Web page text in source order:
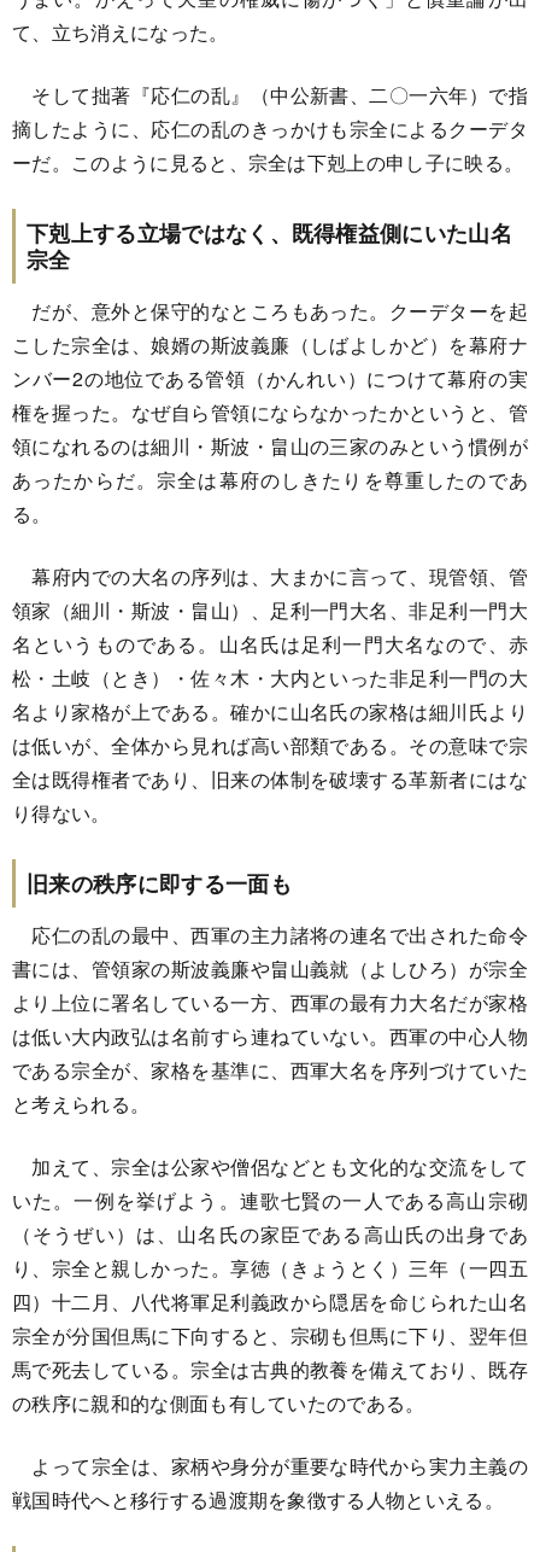
て、立ち消えになった。
そして拙著『応仁の乱』（中公新書、二〇一六年）で指
摘したように、応仁の乱のきっかけも宗全によるクーデタ
ーだ。このように見ると、宗全は下剋上の申し子に映る。
下剋上する立場ではなく、既得権益側にいた山名
宗全
だが、意外と保守的なところもあった。クーデターを起
こした宗全は、娘婿の斯波義廉（しばよしかど）を幕府ナ
ンバー2の地位である管領（かんれい）につけて幕府の実
権を握った。なぜ自ら管領にならなかったかというと、管
領になれるのは細川・斯波・畠山の三家のみという慣例が
あったからだ。宗全は幕府のしきたりを尊重したのであ
る。
幕府内での大名の序列は、大まかに言って、現管領、管
領家（細川・斯波・畠山）、足利一門大名、非足利一門大
名というものである。山名氏は足利一門大名なので、赤
松・土岐（とき）・佐々木・大内といった非足利一門の大
名より家格が上である。確かに山名氏の家格は細川氏より
は低いが、全体から見れば高い部類である。その意味で宗
全は既得権者であり、旧来の体制を破壊する革新者にはな
り得ない。
旧来の秩序に即する一面も
応仁の乱の最中、西軍の主力諸将の連名で出された命令
書には、管領家の斯波義廉や畠山義就（よしひろ）が宗全
より上位に署名している一方、西軍の最有力大名だが家格
は低い大内政弘は名前すら連ねていない。西軍の中心人物
である宗全が、家格を基準に、西軍大名を序列づけていた
と考えられる。
加えて、宗全は公家や僧侶などとも文化的な交流をして
いた。一例を挙げよう。連歌七賢の一人である高山宗砌
（そうぜい）は、山名氏の家臣である高山氏の出身であ
り、宗全と親しかった。享徳（きょうとく）三年（一四五
四）十二月、八代将軍足利義政から隠居を命じられた山名
宗全が分国但馬に下向すると、宗砌も但馬に下り、翌年但
馬で死去している。宗全は古典的教養を備えており、既存
の秩序に親和的な側面も有していたのである。
よって宗全は、家柄や身分が重要な時代から実力主義の
戦国時代へと移行する過渡期を象徴する人物といえる。